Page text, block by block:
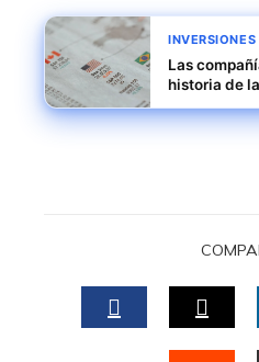
Las
historia de
FACEBOOK